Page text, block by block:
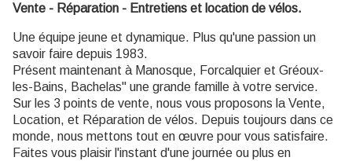
Vente - Réparation - Entretiens et location de vélos.
Une équipe jeune et dynamique. Plus qu'une passion un
savoir faire depuis 1983.
Présent maintenant à Manosque, Forcalquier et Gréoux-
les-Bains, Bachelas" une grande famille à votre service.
Sur les 3 points de vente, nous vous proposons la Vente,
Location, et Réparation de vélos. Depuis toujours dans ce
monde, nous mettons tout en œuvre pour vous satisfaire.
Faites vous plaisir l'instant d'une journée ou plus en